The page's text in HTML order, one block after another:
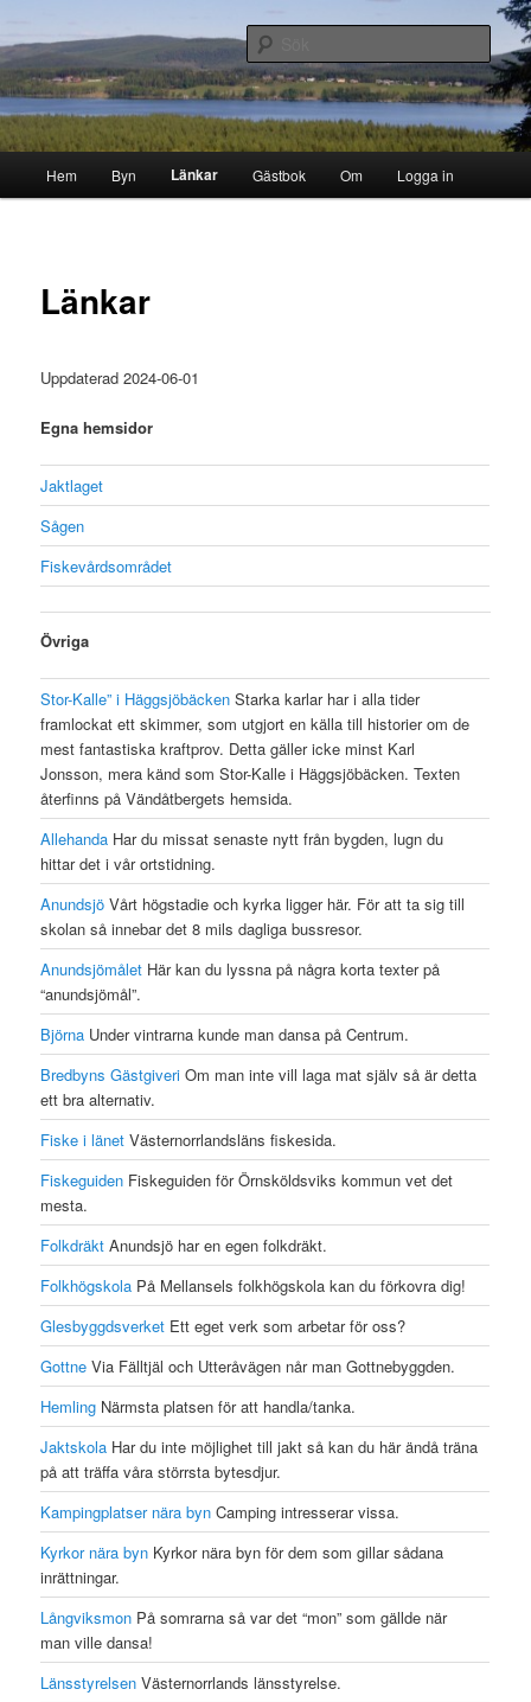
primärt
innehållStorborgarn
Sök
Hem Byn Länkar Gästbok Om Logga in
Länkar
Uppdaterad 2024-06-01
Egna hemsidor
Jaktlaget
Sågen
Fiskevårdsområdet
Övriga
Stor-Kalle” i Häggsjöbäcken Starka karlar har i alla tider
framlockat ett skimmer, som utgjort en källa till historier om de
mest fantastiska kraftprov. Detta gäller icke minst Karl
Jonsson, mera känd som Stor-Kalle i Häggsjöbäcken. Texten
återfinns på Vändåtbergets hemsida.
Allehanda Har du missat senaste nytt från bygden, lugn du
hittar det i vår ortstidning.
Anundsjö Vårt högstadie och kyrka ligger här. För att ta sig till
skolan så innebar det 8 mils dagliga bussresor.
Anundsjömålet Här kan du lyssna på några korta texter på
“anundsjömål”.
Björna Under vintrarna kunde man dansa på Centrum.
Bredbyns Gästgiveri Om man inte vill laga mat själv så är detta
ett bra alternativ.
Fiske i länet Västernorrlandsläns fiskesida.
Fiskeguiden Fiskeguiden för Örnsköldsviks kommun vet det
mesta.
Folkdräkt Anundsjö har en egen folkdräkt.
Folkhögskola På Mellansels folkhögskola kan du förkovra dig!
Glesbyggdsverket Ett eget verk som arbetar för oss?
Gottne Via Fälltjäl och Utteråvägen når man Gottnebyggden.
Hemling Närmsta platsen för att handla/tanka.
Jaktskola Har du inte möjlighet till jakt så kan du här ändå träna
på att träffa våra störrsta bytesdjur.
Kampingplatser nära byn Camping intresserar vissa.
Kyrkor nära byn Kyrkor nära byn för dem som gillar sådana
inrättningar.
Långviksmon På somrarna så var det “mon” som gällde när
man ville dansa!
Länsstyrelsen Västernorrlands länsstyrelse.